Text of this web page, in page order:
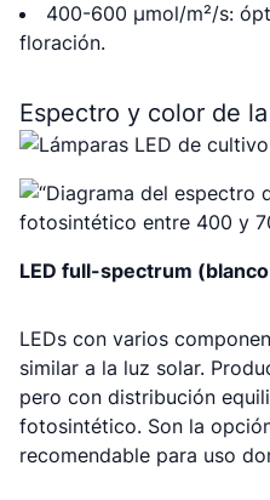
400-600 μmol/m²/s:
floración.
Espectro y color de
LED full-spectrum
LEDs con varios
similar a la luz solar.
pero con distribución
fotosintético. Son la
recomendable para uso